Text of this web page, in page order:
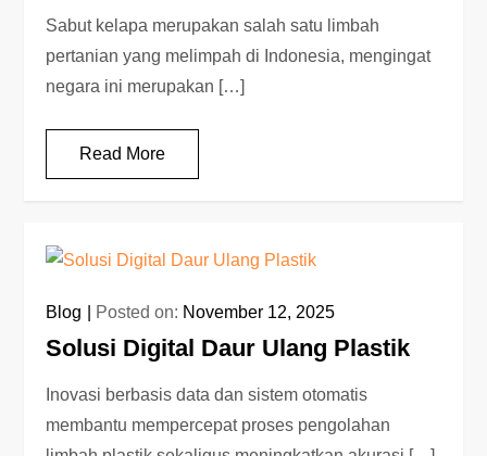
Sabut kelapa merupakan salah satu limbah
pertanian yang melimpah di Indonesia, mengingat
negara ini merupakan […]
Read More
Blog Posted on: November 12, 2025
Solusi Digital Daur Ulang Plastik
Inovasi berbasis data dan sistem otomatis
membantu mempercepat proses pengolahan